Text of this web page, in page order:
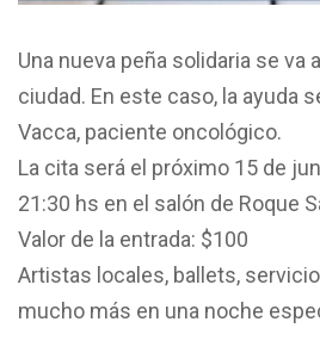
Una nueva peña solidaria se va
ciudad. En este caso, la ayuda
Vacca, paciente oncológico.
La cita será el próximo 15 de
21:30 hs en el salón de Roque
Valor de la entrada: $100
Artistas locales, ballets,
mucho más en una noche